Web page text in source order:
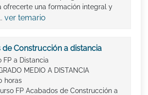
ofrecerte una formación integral y
ver temario
de Construcción a distancia
FP a Distancia
MEDIO A DISTANCIA
horas
FP Acabados de Construcción a